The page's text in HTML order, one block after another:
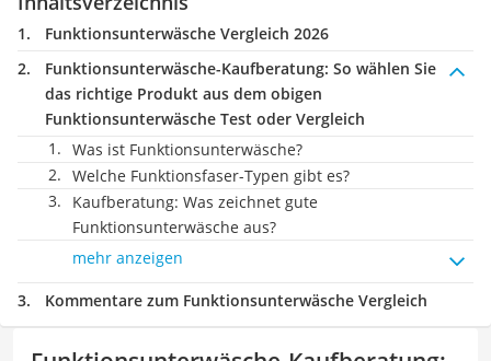
Funktionsunterwäsche Vergleich 2026
Funktionsunterwäsche-Kaufberatung: So wählen Sie
das richtige Produkt aus dem obigen
Funktionsunterwäsche Test oder Vergleich
Was ist Funktionsunterwäsche?
Welche Funktionsfaser-Typen gibt es?
Kaufberatung: Was zeichnet gute
Funktionsunterwäsche aus?
mehr anzeigen
Kommentare zum Funktionsunterwäsche Vergleich